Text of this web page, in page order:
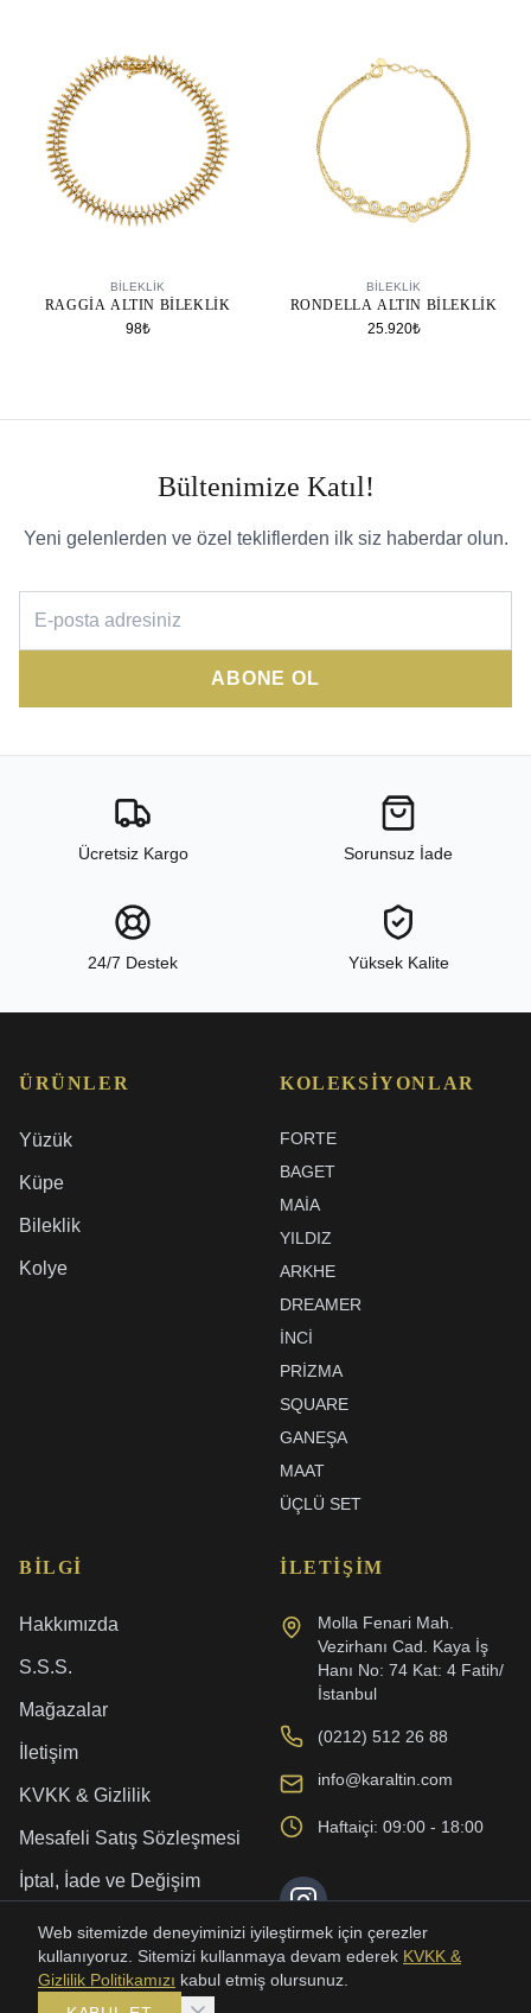
BILEKLIK
RAGGIA ALTIN BILEKLIK
98₺
BILEKLIK
RONDELLA ALTIN BILEKLIK
25.920₺
Bültenimize Katıl!
Yeni gelenlerden ve özel tekliflerden ilk siz haberdar olun.
ABONE OL
Ücretsiz Kargo Sorunsuz İade
24/7 Destek Yüksek Kalite
ÜRÜNLER
Yüzük
Küpe
Bileklik
Kolye
KOLEKSIYONLAR
FORTE
BAGET
MAIA
YILDIZ
ARKHE
DREAMER
İNCI
PRIZMA
SQUARE
GANEŞA
MAAT
ÜÇLÜ SET
BILGI
Hakkımızda
S.S.S.
Mağazalar
İletişim
KVKK & Gizlilik
Mesafeli Satış Sözleşmesi
İptal, İade ve Değişim
Kargo ve Teslimat
İLETIŞIM
Molla Fenari Mah.
Vezirhanı Cad. Kaya İş
Hanı No: 74 Kat: 4 Fatih/
İstanbul
(0212) 512 26 88
info@karaltin.com
Haftaiçi: 09:00 - 18:00
Web sitemizde deneyiminizi iyileştirmek için çerezler
kullanıyoruz. Sitemizi kullanmaya devam ederek KVKK &
Gizlilik Politikamızı kabul etmiş olursunuz.